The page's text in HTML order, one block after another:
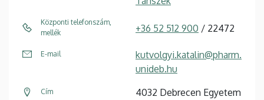
Központi telefonszám,
mellék
+36 52 512 900 / 22472
E-mail
kutvolgyi.katalin@pharm.
unideb.hu
Cím
4032 Debrecen Egyetem